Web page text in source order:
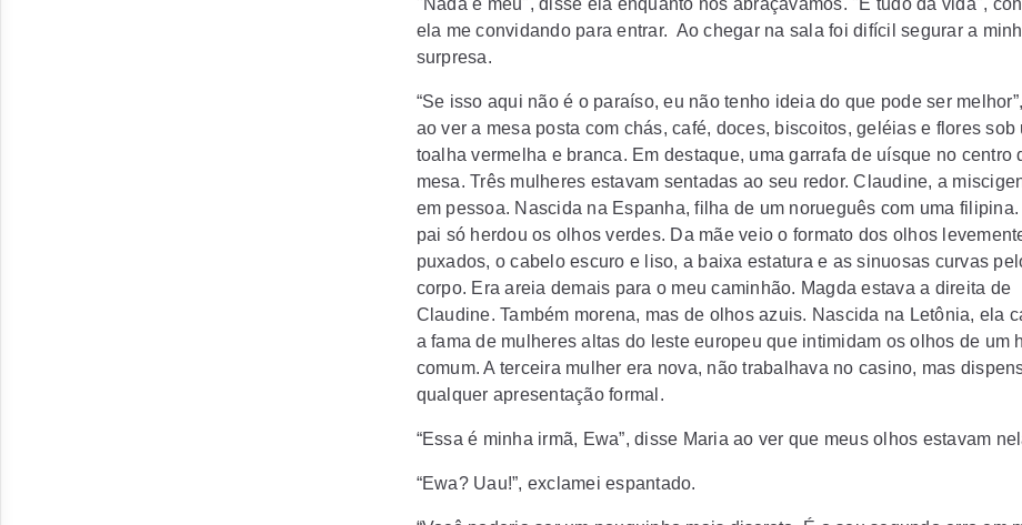
"Nada é meu", disse ela enquanto nos abraçávamos. "É tudo da vida",
ela me convidando para entrar. Ao chegar na sala foi difícil segurar a
surpresa.
“Se isso aqui não é o paraíso, eu não tenho ideia do que pode ser
ao ver a mesa posta com chás, café, doces, biscoitos, geléias e flores sob
toalha vermelha e branca. Em destaque, uma garrafa de uísque no centro
mesa. Três mulheres estavam sentadas ao seu redor. Claudine, a
em pessoa. Nascida na Espanha, filha de um norueguês com uma
pai só herdou os olhos verdes. Da mãe veio o formato dos olhos
puxados, o cabelo escuro e liso, a baixa estatura e as sinuosas curvas
corpo. Era areia demais para o meu caminhão. Magda estava a direita de
Claudine. Também morena, mas de olhos azuis. Nascida na Letônia, ela
a fama de mulheres altas do leste europeu que intimidam os olhos de um
comum. A terceira mulher era nova, não trabalhava no casino, mas
qualquer apresentação formal.
“Essa é minha irmã, Ewa”, disse Maria ao ver que meus olhos estavam
“Ewa? Uau!”, exclamei espantado.